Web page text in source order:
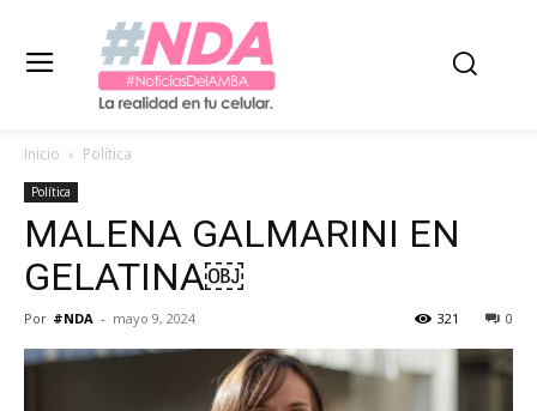
Inicio Política
Política
MALENA GALMARINI EN
GELATINA￼
Por #NDA - mayo 9, 2024 0
321